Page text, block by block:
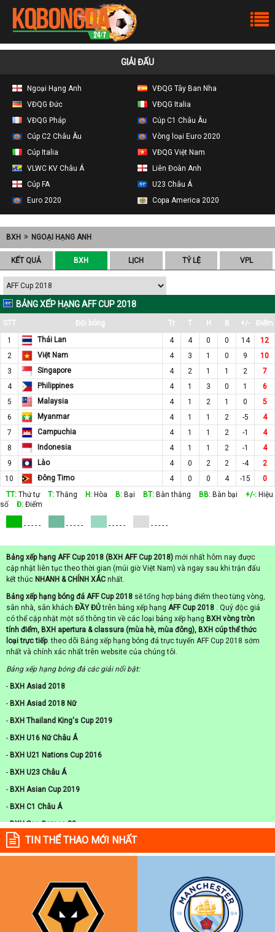
GIẢI ĐẤU
Ngoại Hạng Anh
VĐQG Tây Ban Nha
VĐQG Đức
VĐQG Italia
VĐQG Pháp
Cúp C1 Châu Âu
Cúp C2 Châu Âu
Vòng loại Euro 2020
Cúp Italia
VĐQG Việt Nam
VLWC KV Châu Á
Liên Đoàn Anh
Cúp FA
U23 Châu Á
Euro 2020
Copa America 2020
BXH NGOẠI HẠNG ANH
KẾT QUẢ BXH LỊCH TỶ LỆ VPL
BẢNG XẾP HẠNG AFF CUP 2018
STT Đội bóng Tr T H B +/-
Điểm
1
Thái Lan 4 4 0 0 14
12
2
Việt Nam 4 3 1 0 9
10
3
Singapore 4 2 1 1 2
7
4
Philippines 4 1 3 0 1
6
5
Malaysia 4 1 2 1 0
5
6
Myanmar 4 1 1 2 -5
4
7
Campuchia 4 1 1 2 -1
4
8
Indonesia 4 1 1 2 -1
4
9
Lào 4 0 2 2 -4
2
10
Đông Timo 4 0 0 4 -15
0
TT: Thứ tự T: Thắng H: Hòa B: Bại BT: Bàn thắng BB: Bàn bại +/-: Hiệu
số
Đ: Điểm
- - - - - - - - - - - - - - - - - - - -
Bảng xếp hạng AFF Cup 2018 (BXH AFF Cup 2018) mới nhất hôm nay được
cập nhật liên tục theo thời gian (múi giờ Việt Nam) và ngay sau khi trận đấu
kết thúc NHANH & CHÍNH XÁC nhất.
Bảng xếp hạng bóng đá AFF Cup 2018 sẽ tổng hợp bảng điểm theo từng vòng,
sân nhà, sân khách ĐẦY ĐỦtrên bảng xếp hạng AFF Cup 2018 . Quý độc giả
có thể cập nhật một số thông tin về các loại bảng xếp hạng BXH vòng tròn
tính điểm, BXH apertura & classura (mùa hè, mùa đông), BXH cúp thể thức
loại trực tiếp. theo dõi Bảng xếp hạng bóng đá trực tuyến AFF Cup 2018 sớm
nhất và chính xác nhất trên website của chúng tôi.
Bảng xếp hạng bóng đá các giải nổi bật:
- BXH Asiad 2018
- BXH Asiad 2018 Nữ
- BXH Thailand King's Cup 2019
- BXH U16 Nữ Châu Á
- BXH U21 Nations Cup 2016
- BXH U23 Châu Á
- BXH Asian Cup 2019
- BXH C1 Châu Á
-BXH Sea Games 30
-BXH Cúp Tây Á
-BXH Vòng loại Asian Cup 2019
BXH AFC Challenge Cup
BXH Nữ Đông Nam Á
BXH Vòng loại Nữ Châu Á
TIN THỂ THAO MỚI NHẤT